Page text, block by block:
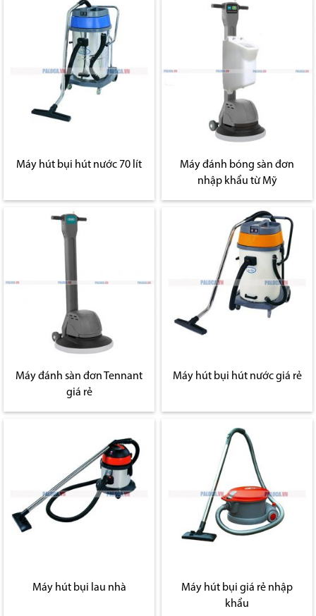
Máy hút bụi hút nước 70 lít
Máy đánh bóng sàn đơn
nhập khẩu từ Mỹ
Máy đánh sàn đơn Tennant
giá rẻ
Máy hút bụi hút nước giá rẻ
Máy hút bụi lau nhà
Máy hút bụi giá rẻ nhập
khẩu